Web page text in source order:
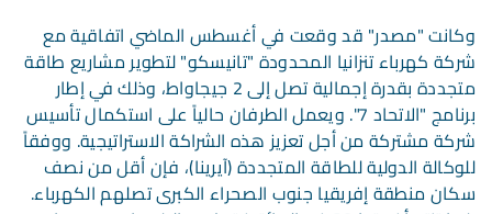
وكانت "مصدر" قد وقعت في أغسطس الماضي اتفاقية مع
شركة كهرباء تنزانيا المحدودة "تانيسكو" لتطوير مشاريع طاقة
متجددة بقدرة إجمالية تصل إلى 2 جيجاواط، وذلك في إطار
برنامج "الاتحاد 7". ويعمل الطرفان حالياً على استكمال تأسيس
شركة مشتركة من أجل تعزيز هذه الشراكة الاستراتيجية. ووفقاً
للوكالة الدولية للطاقة المتجددة (آيرينا)، فإن أقل من نصف
سكان منطقة إفريقيا جنوب الصحراء الكبرى تصلهم الكهرباء.